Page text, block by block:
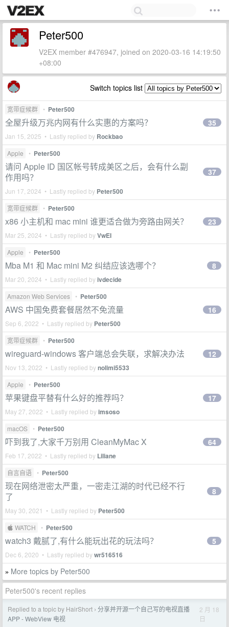
Peter500
V2EX member #476947, joined on 2020-03-16 14:19:50
+08:00
Switch topics list
宽带症候群 • Peter500
全屋升级万兆内网有什么实惠的方案吗？
Jan 15, 2025 • Lastly replied by Rockbao
35
Apple • Peter500
请问 Apple ID 国区帐号转成美区之后，会有什么副
作用吗？
Jun 17, 2024 • Lastly replied by Peter500
37
宽带症候群 • Peter500
x86 小主机和 mac mini 谁更适合做为旁路由网关？
Mar 25, 2024 • Lastly replied byVwEI
23
Apple • Peter500
Mba M1 和 Mac mini M2 纠结应该选哪个？
Mar 20, 2024 • Lastly replied byivdecide
8
Amazon Web Services • Peter500
AWS 中国免费套餐居然不免流量
Sep 6, 2022 • Lastly replied by Peter500
16
宽带症候群 • Peter500
wireguard-windows 客户端总会失联，求解决办法
Nov 13, 2022 • Lastly replied bynolimi5533
12
Apple • Peter500
苹果键盘平替有什么好的推荐吗？
May 27, 2022 • Lastly replied byimsoso
17
macOS • Peter500
吓到我了,大家千万别用 CleanMyMac X
Feb 17, 2022 • Lastly replied by Liliane
64
自言自语 • Peter500
现在网络泄密太严重，一密走江湖的时代已经不行
了
May 30, 2021 • Lastly replied by Peter500
8
 WATCH • Peter500
watch3 戴腻了,有什么能玩出花的玩法吗？
Dec 6, 2020 • Lastly replied bywr516516
5
» More topics by Peter500
Peter500's recent replies
Replied to a topic by HairShort › 分享并开源一个自己写的电视直播
APP - WebView 电视
2 月 18
日